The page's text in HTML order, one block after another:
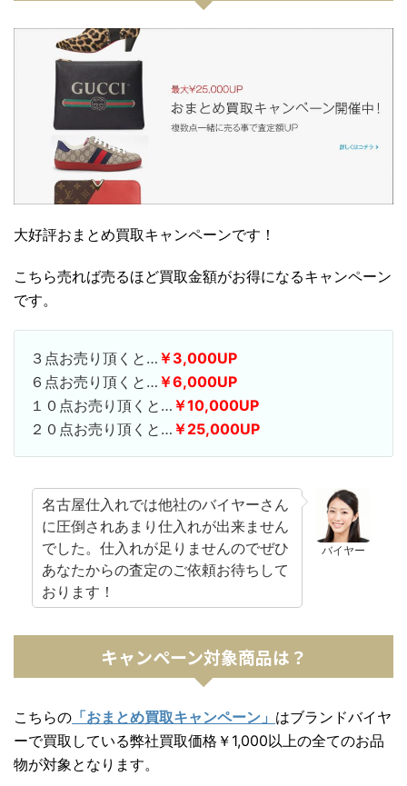
大好評おまとめ買取キャンペーンです！
こちら売れば売るほど買取金額がお得になるキャンペーン
です。
３点お売り頂くと… ￥3,000UP
６点お売り頂くと… ￥6,000UP
１０点お売り頂くと… ￥10,000UP
２０点お売り頂くと… ￥25,000UP
バイヤー
名古屋仕入れでは他社のバイヤーさん
に圧倒されあまり仕入れが出来ません
でした。仕入れが足りませんのでぜひ
あなたからの査定のご依頼お待ちして
おります！
キャンペーン対象商品は？
こちらの 「おまとめ買取キャンペーン」 はブランドバイヤ
ーで買取している弊社買取価格￥1,000以上の全てのお品
物が対象となります。